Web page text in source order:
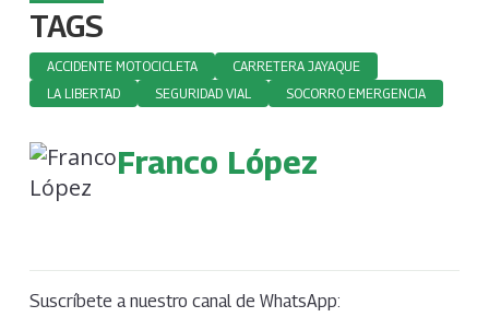
TAGS
ACCIDENTE MOTOCICLETA
CARRETERA JAYAQUE
LA LIBERTAD
SEGURIDAD VIAL SOCORRO EMERGENCIA
Franco López
Suscríbete a nuestro canal de WhatsApp: